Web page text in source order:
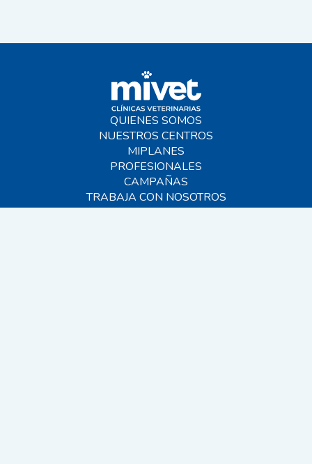
QUIENES SOMOS
NUESTROS CENTROS
MIPLANES
PROFESIONALES
CAMPAÑAS
TRABAJA CON NOSOTROS
BLOG